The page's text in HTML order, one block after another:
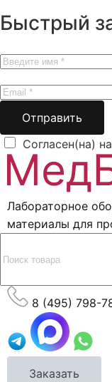
Быстрый
Отправить
Согласен(на) на
Лабораторное
материалы для
8 (495) 798-
Заказать